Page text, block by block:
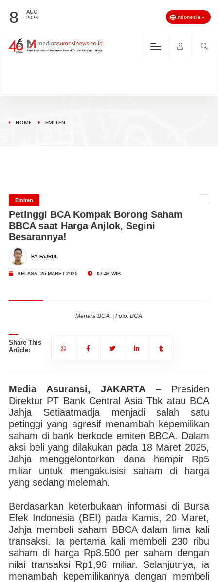
8
AUG
2026
Indonesia
HOME EMITEN
Emiten
Petinggi BCA Kompak Borong Saham
BBCA saat Harga Anjlok, Segini
Besarannya!
BY FAJRUL
SELASA, 25 MARET 2025 07:46 WIB
Menara BCA. | Foto: BCA
Share This
Article:
Media Asuransi, JAKARTA – Presiden
Direktur PT Bank Central Asia Tbk atau BCA
Jahja Setiaatmadja menjadi salah satu
petinggi yang agresif menambah kepemilikan
saham di bank berkode emiten BBCA. Dalam
aksi beli yang dilakukan pada 18 Maret 2025,
Jahja menggelontorkan dana hampir Rp5
miliar untuk mengakuisisi saham di harga
yang sedang melemah.
Berdasarkan keterbukaan informasi di Bursa
Efek Indonesia (BEI) pada Kamis, 20 Maret,
Jahja membeli saham BBCA dalam lima kali
transaksi. Ia pertama kali membeli 230 ribu
saham di harga Rp8.500 per saham dengan
nilai transaksi Rp1,96 miliar. Selanjutnya, ia
menambah kepemilikannya dengan membeli